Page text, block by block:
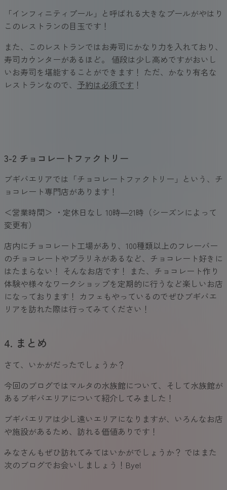
「インフィニティプール」と呼ばれる大きなプールがやはり
このレストランの目玉です！
また、このレストランではお寿司にかなり力を入れており、
寿司カウンターがあるほど。 値段は少し高めですがおいし
いお寿司を堪能することができます！ ただ、かなり有名な
レストランなので、 予約は必須です ！
3-2 チョコレートファクトリー
ブギバエリアでは「チョコレートファクトリー」という、チ
ョコレート専門店があります！
＜営業時間＞ ・定休日なし 10時―21時（シーズンによって
変更有）
店内にチョコレート工場があり、100種類以上のフレーバー
のチョコレートやプラリネがあるなど、チョコレート好きに
はたまらない！ そんなお店です！ また、チョコレート作り
体験や様々なワークショップを定期的に行うなど楽しいお店
になっております！ カフェもやっているのでぜひブギバエ
リアを訪れた際は行ってみてください！
4. まとめ
さて、いかがだったでしょうか？
今回のブログではマルタの水族館について、そして水族館が
あるブギバエリアについて紹介してみました！
ブギバエリアは少し遠いエリアになりますが、いろんなお店
や施設があるため、訪れる価値ありです！
みなさんもぜひ訪れてみてはいかがでしょうか？ ではまた
次のブログでお会いしましょう！Bye!